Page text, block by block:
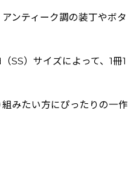
ンティーク調の装丁やボタ
SS）サイズによって、1冊1
みたい方にぴったりの一作